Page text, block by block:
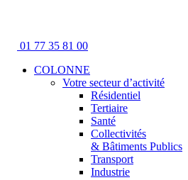
01 77 35 81 00
COLONNE
Votre secteur d’activité
Résidentiel
Tertiaire
Santé
Collectivités
& Bâtiments Publics
Transport
Industrie